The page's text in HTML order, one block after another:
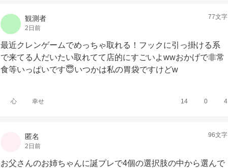
観測者
2日前
77文字
最近クレンゲームでめっちゃ取れる！フックに引っ掛ける系
で来てる人だいたい取れてて店的にすごいよwwおかげで非常
食等いっぱいです😇いつかは私の胃袋ですけどw
心 幸せ 14 0 4
匿名
2日前
96文字
お父さんのお姉ちゃんに誕プレで4個の選択肢の中から選んで